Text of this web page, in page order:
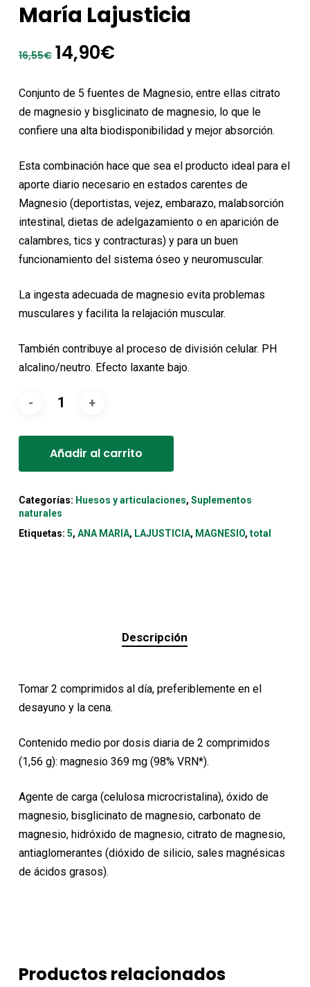
María Lajusticia
16,55€ El
original
era:
16,55€.
14,90€El
actual
es:
14,90€.
Conjunto de 5 fuentes de Magnesio, entre ellas citrato
de magnesio y bisglicinato de magnesio, lo que le
confiere una alta biodisponibilidad y mejor absorción.
Esta combinación hace que sea el producto ideal para el
aporte diario necesario en estados carentes de
Magnesio (deportistas, vejez, embarazo, malabsorción
intestinal, dietas de adelgazamiento o en aparición de
calambres, tics y contracturas) y para un buen
funcionamiento del sistema óseo y neuromuscular.
La ingesta adecuada de magnesio evita problemas
musculares y facilita la relajación muscular.
También contribuye al proceso de división celular. PH
alcalino/neutro. Efecto laxante bajo.
Añadir al carrito
Categorías: Huesos y articulaciones, Suplementos
naturales
Etiquetas: 5, ANA MARIA, LAJUSTICIA, MAGNESIO, total
Descripción
Tomar 2 comprimidos al día, preferiblemente en el
desayuno y la cena.
Contenido medio por dosis diaria de 2 comprimidos
(1,56 g): magnesio 369 mg (98% VRN*).
Agente de carga (celulosa microcristalina), óxido de
magnesio, bisglicinato de magnesio, carbonato de
magnesio, hidróxido de magnesio, citrato de magnesio,
antiaglomerantes (dióxido de silicio, sales magnésicas
de ácidos grasos).
Productos relacionados